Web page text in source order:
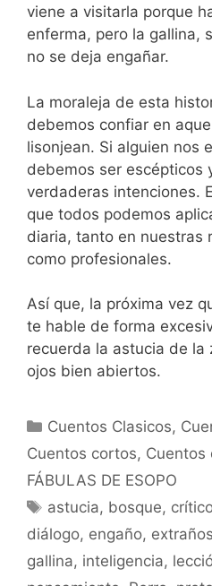
viene a visitarla porque
enferma, pero la gallina,
no se deja engañar.
La moraleja de esta
debemos confiar en
lisonjean. Si alguien nos
debemos ser escépticos
verdaderas intenciones.
que todos podemos
diaria, tanto en nuestras
como profesionales.
Así que, la próxima vez
te hable de forma
recuerda la astucia de la
ojos bien abiertos.
Categorías
Cuentos Clasicos,
Cuentos cortos, Cuentos
FÁBULAS DE ESOPO
Etiquetas
astucia, bosque,
diálogo, engaño, extraños
gallina, inteligencia,